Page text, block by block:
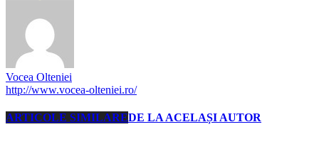
Vocea Olteniei
http://www.vocea-olteniei.ro/
ARTICOLE SIMILAREDE LA ACELAȘI AUTOR